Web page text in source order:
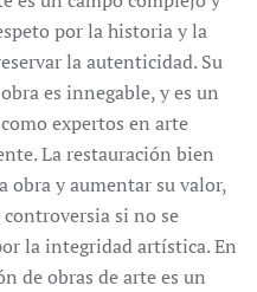
por la historia y la
la autenticidad. Su
es innegable, y es un
expertos en arte
La restauración bien
obra y aumentar su valor,
si no se
la integridad artística. En
de obras de arte es un